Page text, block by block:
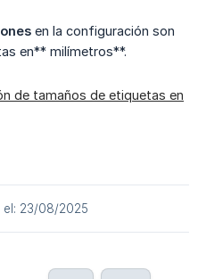
en la configuración son
en** milímetros**.
de tamaños de etiquetas en
el: 23/08/2025